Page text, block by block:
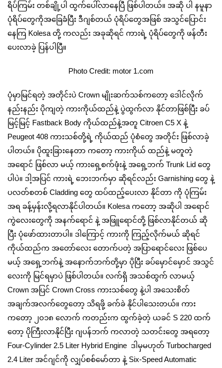
ရိပ်ကြမ်း တစ်ချို့ပါ ထွက်ပေါ်လာနေပြီ ဖြစ်ပါတယ်။ အဆို ပါ နမူနာ
ပုံရိပ်တွေကိုအခြေခံပြီး ဒီဂျစ်တယ် ပုံရိပ်တွေအဖြစ် အသွင်ပြောင်း
နေကြ Kolesa တို့ ကလည်း အခုဆိုရင် ကားရဲ့ ပုံရိပ်တွေကို ဖန်တီး
ပေးလာခဲ့ ပြန်ပါပြီ။
Photo Credit: motor 1.com
ပုံမှာမြင်ရတဲ့ အတိုင်းပဲ Crown မျိုးဆက်သစ်ကတော့ ဒေါင်လိုက်
နည်းနည်း ပိုကျတဲ့ ကားကိုယ်ထည်နဲ့ ပွဲထွက်လာ နိုင်တာဖြစ်ပြီး ခပ်
မြင့်မြင့် Fastback Body ကိုယ်ထည်နဲ့အတူ Citroen C5 X နဲ့
Peugeot 408 ကားသစ်‌တို့ရဲ့ ကိုယ်ထည် ပုံစံတွေ အတိုင်း ဖြစ်လာခဲ့
ပါတယ်။ ပိုထူးခြားနေတာ ကတော့ ကားကိုယ် ထည်နဲ့ မတူတဲ့
အရောင် ဖြစ်လာ မယ့် ကားရှေ့စက်ဖုံးနဲ့ အရှေ့ဘက် Trunk Lid တွေ
ပါပဲ။ ဒါ့အပြင် ကားရဲ့ ဘေးဘက်မှာ ဆိုရင်လည်း Garnishing တွေ နဲ့
ပလတ်စတစ် Cladding တွေ ထပ်ထည့်ပေးလာ နိုင်တာ ကို ပုံကြမ်း
အရ ခန့်မှန်းလို့ရလာနိုင်ပါတယ်။ Kolesa ကတော့ အဆိုပါ အရောင်
ကွဲလေးတွေကို အနက်ရောင် နဲ့ အ‌ဖြူရောင်တို့ ဖြစ်လာနိုင်တယ် ဆို
ပြီး ပုံဖော်ထားတာပါ။ ဒါကြောင့် ကားကို ကြည့်လိုက်မယ် ဆိုရင်
ကိုယ်ထည်က အတော်လေး တောက်ပတဲ့ အပြာရောင်လေး ဖြစ်ပေ
မယ့် အရှေ့ဘက်နဲ့ အနောက်ဘက်တို့မှာ ပိုပြီး ခပ်မှောင်မှောင် အသွင်
လေးကို မြင်ရမှာပဲ ဖြစ်ပါတယ်။ လက်ရှိ အသစ်ထွက် လာမယ့်
Crown အပြင် Crown Cross ကားသစ်တွေ နဲ့ပါ အသေးစိတ်
အချက်အလက်တွေတော့ သိရဖို့ ခက်ခဲ နိုင်ပါသေးတယ်။ ကား
ကတော့ ၂၀၁၈ လောက် ကတည်းက ထွက်ခဲ့တဲ့ ယခင် S 220 ထက်
တော့ ပိုကြီးလာနိုင်ပြီး ဂျပန်ဘက် ကလာတဲ့ သတင်းတွေ အရတော့
Four-Cylinder 2.5 Liter Hybrid Engine ဒါမှမဟုတ် Turbocharged
2.4 Liter အင်ဂျင်ကို လျှပ်စစ်မော်တာ နဲ့ Six-Speed Automatic